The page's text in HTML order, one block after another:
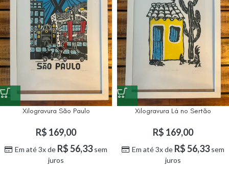
Xilogravura São Paulo
R$ 169,00
Em até 3x de R$56,33sem
juros
Xilogravura Lá no Sertão
R$ 169,00
Em até 3x de R$56,33sem
juros